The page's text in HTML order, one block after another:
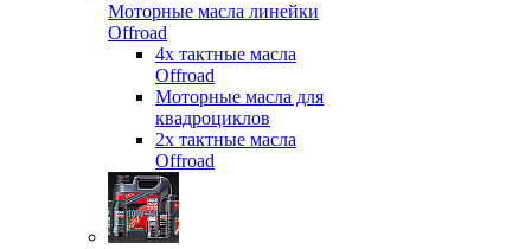
Моторные масла линейки
Offroad
4х тактные масла
Offroad
Моторные масла для
квадроциклов
2х тактные масла
Offroad